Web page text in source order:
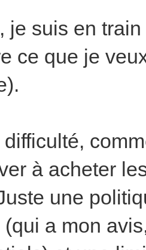
je suis en
ce que je
à acheter
une
a mon